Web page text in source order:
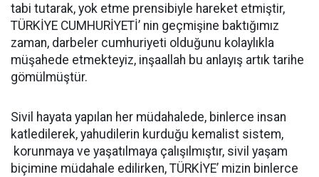
tabi tutarak, yok etme prensibiyle hareket etmiştir,
TÜRKİYE CUMHURİYETİ’ nin geçmişine baktığımız
zaman, darbeler cumhuriyeti olduğunu kolaylıkla
müşahede etmekteyiz, inşaallah bu anlayış artık tarihe
gömülmüştür.
Sivil hayata yapılan her müdahalede, binlerce insan
katledilerek, yahudilerin kurduğu kemalist sistem,
korunmaya ve yaşatılmaya çalışılmıştır, sivil yaşam
biçimine müdahale edilirken, TÜRKİYE’ mizin binlerce